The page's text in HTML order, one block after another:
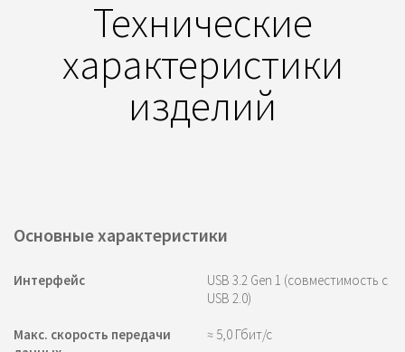
Технические
характеристики
изделий
Основные характеристики
Интерфейс
USB 3.2 Gen 1 (совместимость с
USB 2.0)
Макс. скорость передачи
≈ 5,0 Гбит/с